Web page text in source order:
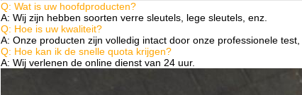
Q: Wat is uw hoofdproducten?
A: Wij zijn hebben soorten verre sleutels, lege sleutels, enz.
Q: Hoe is uw kwaliteit?
A: Onze producten zijn volledig intact door onze professionele
Q: Hoe kan ik de snelle quota krijgen?
A: Wij verlenen de online dienst van 24 uur.